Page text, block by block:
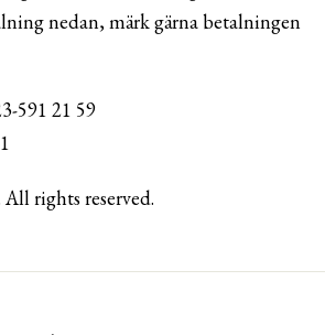
nedan, märk gärna betalningen
591 21 59
rights reserved.